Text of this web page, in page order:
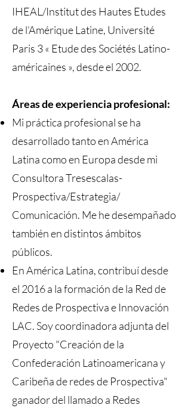
IHEAL/Institut des Hautes Etudes
de l’Amérique Latine, Université
Paris 3 « Etude des Sociétés Latino-
américaines », desde el 2002.
Áreas de experiencia profesional:
Mi práctica profesional se ha
desarrollado tanto en América
Latina como en Europa desde mi
Consultora Tresescalas-
Prospectiva/Estrategia/
Comunicación. Me he desempañado
también en distintos ámbitos
públicos.
En América Latina, contribuí desde
el 2016 a la formación de la Red de
Redes de Prospectiva e Innovación
LAC. Soy coordinadora adjunta del
Proyecto "Creación de la
Confederación Latinoamericana y
Caribeña de redes de Prospectiva"
ganador del llamado a Redes